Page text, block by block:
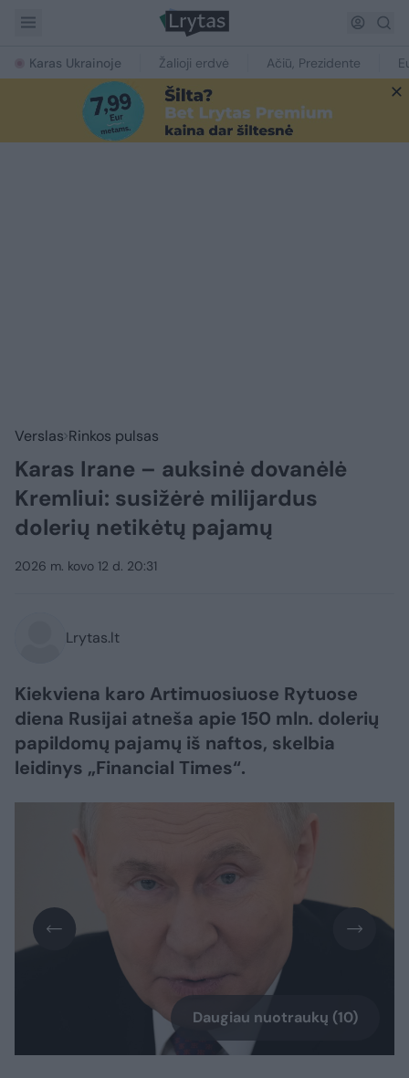
Karas Ukrainoje Žalioji erdvė Ačiū, Prezidente
Verslas Rinkos pulsas
Karas Irane – auksinė dovanėlė
Kremliui: susižėrė milijardus
dolerių netikėtų pajamų
2026 m. kovo 12 d. 20:31
Lrytas.lt
Kiekviena karo Artimuosiuose Rytuose
diena Rusijai atneša apie 150 mln. dolerių
papildomų pajamų iš naftos, skelbia
leidinys „Financial Times“.
Daugiau nuotraukų (10)